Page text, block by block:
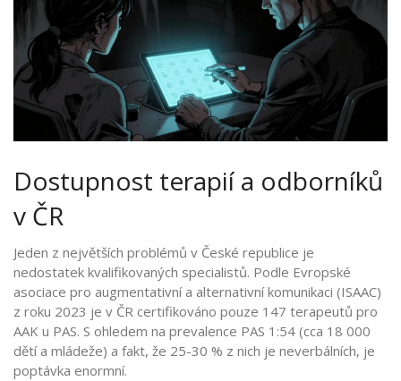
Dostupnost terapií a odborníků
v ČR
Jeden z největších problémů v České republice je
nedostatek kvalifikovaných specialistů. Podle Evropské
asociace pro augmentativní a alternativní komunikaci (ISAAC)
z roku 2023 je v ČR certifikováno pouze 147 terapeutů pro
AAK u PAS. S ohledem na prevalence PAS 1:54 (cca 18 000
dětí a mládeže) a fakt, že 25-30 % z nich je neverbálních, je
poptávka enormní.